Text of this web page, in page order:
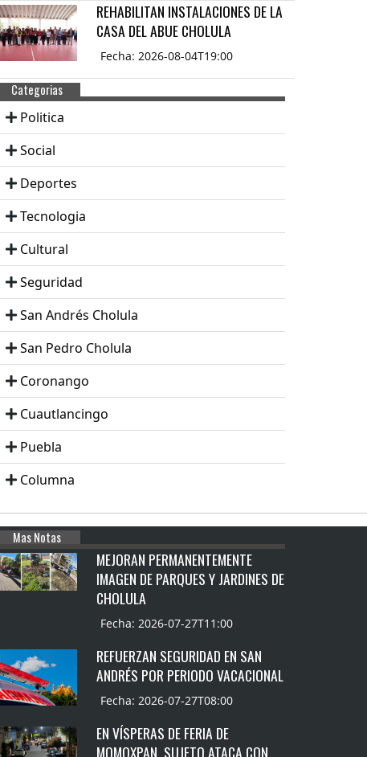
REHABILITAN INSTALACIONES DE LA
CASA DEL ABUE CHOLULA
Fecha: 2026-08-04T19:00
Categorias
Politica
Social
Deportes
Tecnologia
Cultural
Seguridad
San Andrés Cholula
San Pedro Cholula
Coronango
Cuautlancingo
Puebla
Columna
Mas Notas
MEJORAN PERMANENTEMENTE
IMAGEN DE PARQUES Y JARDINES DE
CHOLULA
Fecha: 2026-07-27T11:00
REFUERZAN SEGURIDAD EN SAN
ANDRÉS POR PERIODO VACACIONAL
Fecha: 2026-07-27T08:00
EN VÍSPERAS DE FERIA DE
MOMOXPAN, SUJETO ATACA CON